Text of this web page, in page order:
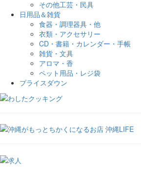
その他工芸・民具
日用品＆雑貨
食器・調理器具・他
衣類・アクセサリー
CD・書籍・カレンダー・手帳
雑貨・文具
アロマ・香
ペット用品・レジ袋
プライスダウン